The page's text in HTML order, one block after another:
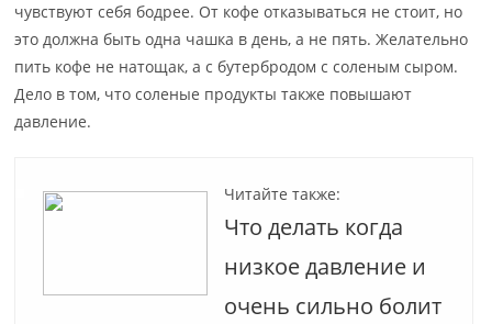
чувствуют себя бодрее. От кофе отказываться не стоит, но
это должна быть одна чашка в день, а не пять. Желательно
пить кофе не натощак, а с бутербродом с соленым сыром.
Дело в том, что соленые продукты также повышают
давление.
Читайте также:
Что делать когда
низкое давление и
очень сильно болит